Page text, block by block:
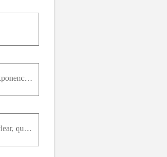
Bactéria do cólera. Suponha que as bactérias em uma colônia possam crescer sem controle, segundo a lei de variação exponencial. A colônia começa com 1 bactéria e dobra de tamanho a cada meia hora. Qua
A meia-vida do isótopo plutônio é de 24.360 anos.Se 10g de plutônio forem lançados na atmosfera por um acidente nuclear, quantos anos levará para que 80% do isótopo decaia?